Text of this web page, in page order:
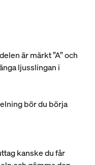
är märkt ”A” och
ljusslingan i
bör du börja
kanske du får